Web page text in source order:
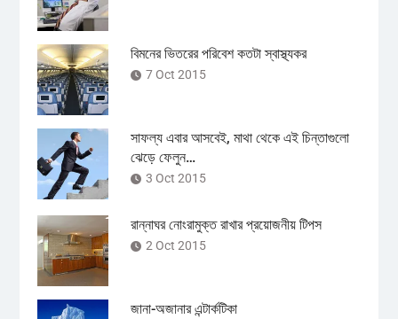
বিমনের ভিতরের পরিবেশ কতটা স্বাস্থ্যকর
7 Oct 2015
সাফল্য এবার আসবেই, মাথা থেকে এই চিন্তাগুলো
ঝেড়ে ফেলুন…
3 Oct 2015
রান্নাঘর নোংরামুক্ত রাখার প্রয়োজনীয় টিপস
2 Oct 2015
জানা-অজানার এন্টার্কটিকা